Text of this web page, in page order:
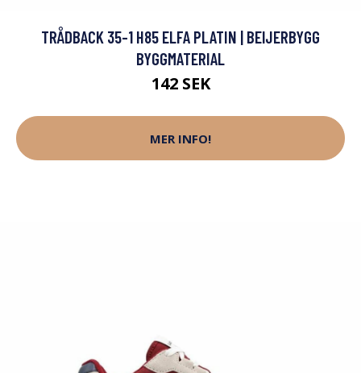
TRÅDBACK 35-1 H85 ELFA PLATIN | BEIJERBYGG
BYGGMATERIAL
142 SEK
MER INFO!